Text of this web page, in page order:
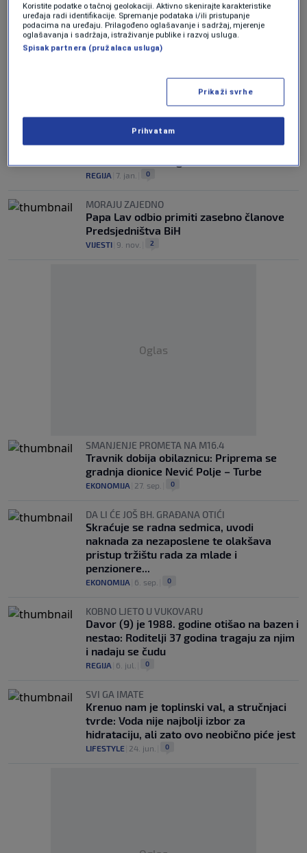
SAVJETI STRUČNJAKA
Koliko kivija dnevno treba jesti i da li je
sigurno pojesti i njegovu koru?
LIFESTYLE|21. apr.|
GRAD STOGODIŠNJAKA
Znate li gdje se u BiH živi najduže?
0
NEMA POVRIJEĐENIH
Pod teretom snijega urušila se tenda
REGIJA 7. jan. 0
MORAJU ZAJEDNO
Papa Lav odbio primiti zasebno članove
Predsjedništva BiH
VIJESTI 9. nov. 2
Oglas
SMANJENJE PROMETA NA M16.4
Travnik dobija obilaznicu: Priprema se
gradnja dionice Nević Polje – Turbe
EKONOMIJA 27. sep. 0
DA LI ĆE JOŠ BH. GRAĐANA OTIĆI
Skraćuje se radna sedmica, uvodi
naknada za nezaposlene te olakšava
pristup tržištu rada za mlade i
penzionere...
EKONOMIJA 6. sep. 0
KOBNO LJETO U VUKOVARU
Davor (9) je 1988. godine otišao na bazen i
nestao: Roditelji 37 godina tragaju za njim
i nadaju se čudu
REGIJA 6. jul. 0
SVI GA IMATE
Krenuo nam je toplinski val, a stručnjaci
tvrde: Voda nije najbolji izbor za
hidrataciju, ali zato ovo neobično piće jest
LIFESTYLE 24. jun. 0
Koristite podatke o tačnoj geolokaciji. Aktivno skenirajte karakteristike
uređaja radi identifikacije. Spremanje podataka i/ili pristupanje
podacima na uređaju. Prilagođeno oglašavanje i sadržaj, mjerenje
oglašavanja i sadržaja, istraživanje publike i razvoj usluga.
Spisak partnera (pružalaca usluga)
Prikaži svrhe
Prihvatam